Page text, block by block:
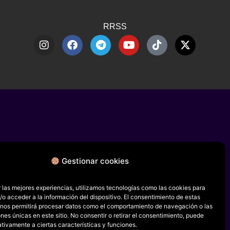
Gestionar cookies
las mejores experiencias, utilizamos tecnologías como las cookies para
o acceder a la información del dispositivo. El consentimiento de estas
permitirá procesar datos como el comportamiento de navegación o las
únicas en este sitio. No consentir o retirar el consentimiento, puede
a ciertas características y funciones.
RRSS